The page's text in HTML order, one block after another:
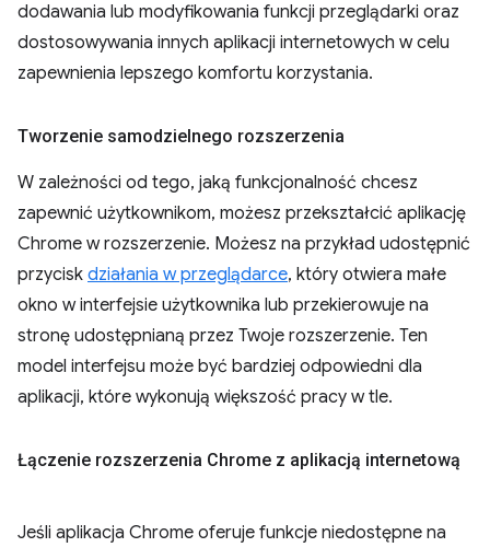
dodawania lub modyfikowania funkcji przeglądarki oraz
dostosowywania innych aplikacji internetowych w celu
zapewnienia lepszego komfortu korzystania.
Tworzenie samodzielnego rozszerzenia
W zależności od tego, jaką funkcjonalność chcesz
zapewnić użytkownikom, możesz przekształcić aplikację
Chrome w rozszerzenie. Możesz na przykład udostępnić
przycisk działania w przeglądarce, który otwiera małe
okno w interfejsie użytkownika lub przekierowuje na
stronę udostępnianą przez Twoje rozszerzenie. Ten
model interfejsu może być bardziej odpowiedni dla
aplikacji, które wykonują większość pracy w tle.
Łączenie rozszerzenia Chrome z aplikacją internetową
Jeśli aplikacja Chrome oferuje funkcje niedostępne na